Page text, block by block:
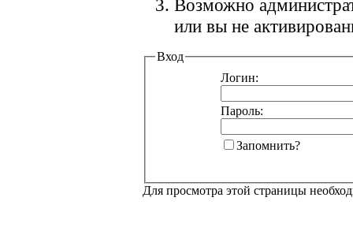
Возможно
или вы не
Вход
Логин:
Пароль:
Запомнить?
Для просмотра этой страницы